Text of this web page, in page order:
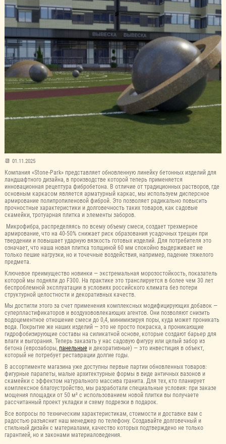
01.11.2025
Компания «Stone-Park» представляет обновленную линейку бетонных изделий для
ландшафтного дизайна, в производстве которой теперь применяется
инновационная рецептура фибробетона. В отличие от традиционных растворов, где
основным каркасом является арматурный каркас, мы используем дисперсное
армирование полипропиленовой фиброй. Это позволяет радикально повысить
прочностные характеристики и долговечность таких товаров, как садовые
скамейки, тротуарная плитка и элементы заборов.
Микрофибра, распределяясь по всему объему смеси, создает трехмерное
армирование, что на 40-50% снижает риск образования усадочных трещин при
твердении и повышает ударную вязкость готовых изделий. Для потребителя это
означает, что наша новая плитка толщиной 60 мм спокойно выдерживает не
только пешие нагрузки, но и точечные воздействия, например, падение тяжелого
предмета.
Ключевое преимущество новинки — экстремальная морозостойкость, показатель
которой мы подняли до F300. На практике это транслируется в более чем 30 лет
беспроблемной эксплуатации в условиях российского климата без потери
структурной целостности и декоративных качеств.
Мы достигли этого за счет применения комплексных модифицирующих добавок —
суперпластификаторов и воздухововлекающих агентов. Они позволяют снизить
водоцементное отношение смеси до 0,4, минимизируя поры, куда может проникать
вода. Покрытие же наших изделий — это не просто покраска, а проникающие
гидрофобизирующие составы на силикатной основе, которые создают барьер для
влаги и выгорания. Теперь заказать у нас садовую фигуру или целый забор из
бетона (еврозаборы, панельныеи декоративные) — это инвестиция в объект,
который не потребует реставрации долгие годы.
В ассортименте магазина уже доступны первые партии обновленных товаров:
фигурные парапеты, малые архитектурные формы в виде античных вазонов и
скамейки с эффектом натурального массива гранита. Для тех, кто планирует
комплексное благоустройство, мы разработали специальные условия: при заказе
мощения площадки от 50 м² с использованием новой плитки вы получаете
рассчитанный проект укладки и схему подрезки в подарок.
Все вопросы по техническим характеристикам, стоимости и доставке вам с
радостью разъяснит наш менеджер по телефону. Создавайте долговечный и
стильный дизайн с материалами, качество которых подтверждено не только
гарантией, но и законами материаловедения.